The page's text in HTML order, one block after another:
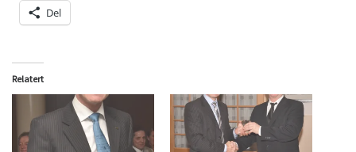
Del
Relatert